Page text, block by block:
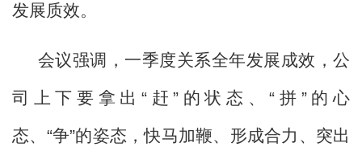
发展质效。
会议强调，一季度关系全年发展成效，公
司上下要拿出“赶”的状态、“拼”的心
态、“争”的姿态，快马加鞭、形成合力、突出